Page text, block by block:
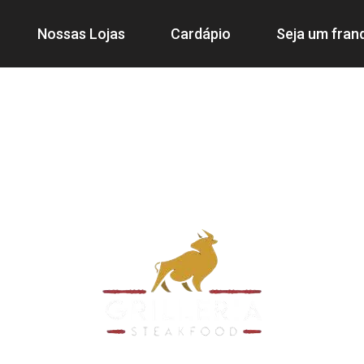
Nossas Lojas Cardápio Seja um